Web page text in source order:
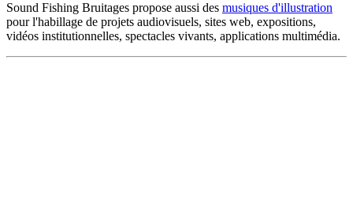
Sound Fishing Bruitages propose aussi des musiques d'illustration
pour l'habillage de projets audiovisuels, sites web, expositions,
vidéos institutionnelles, spectacles vivants, applications multimédia.